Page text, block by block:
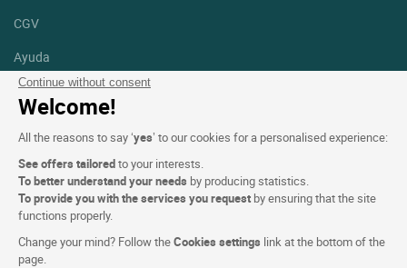
Continue without consent
Welcome!
All the reasons to say ‘yes’ to our cookies for a personalised experience:
See offers tailoredto your interests.
To better understand your needs by producing statistics.
To provide you with the services you request by ensuring that the site
functions properly.
Change your mind? Follow theCookies settings link at the bottom of the
page.
CGV
Ayuda
Mapa del sitio
fotografías
Síguenos
Facebook
Instagram
Linkedin